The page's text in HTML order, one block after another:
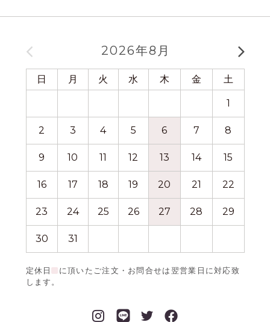
2026年8月
日 月 火 水 木 金 土
1
2 3 4 5 6 7 8
9 10 11 12 13 14 15
16 17 18 19 20 21 22
23 24 25 26 27 28 29
30 31
定休日
に頂いたご注文・お問合せは翌営業日に対応致
します。